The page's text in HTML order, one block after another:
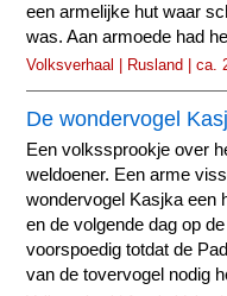
een armelijke hut waar
was. Aan armoede had
Volksverhaal | Rusland | ca.
De wondervogel
Een volkssprookje over
weldoener. Een arme
wondervogel Kasjka een
en de volgende dag op
voorspoedig totdat de
van de tovervogel nodig